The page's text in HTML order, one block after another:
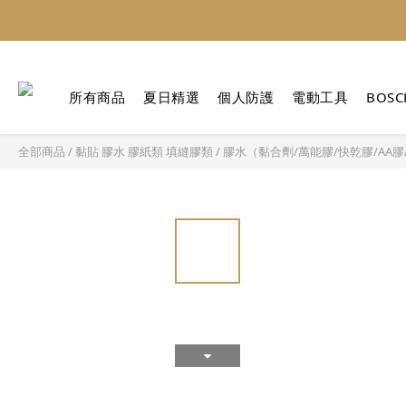
所有商品 夏日精選 個人防護 電動工具
全部商品 /黏貼 膠水 膠紙類 填縫膠類/ 膠水（黏合劑/萬能膠/快乾膠/AA